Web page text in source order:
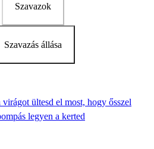
Szavazok
Szavazás állása
virágot ültesd el most, hogy ősszel
legyen a kerted